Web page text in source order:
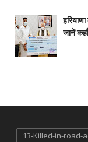
जानें
13-Killed-in-road-